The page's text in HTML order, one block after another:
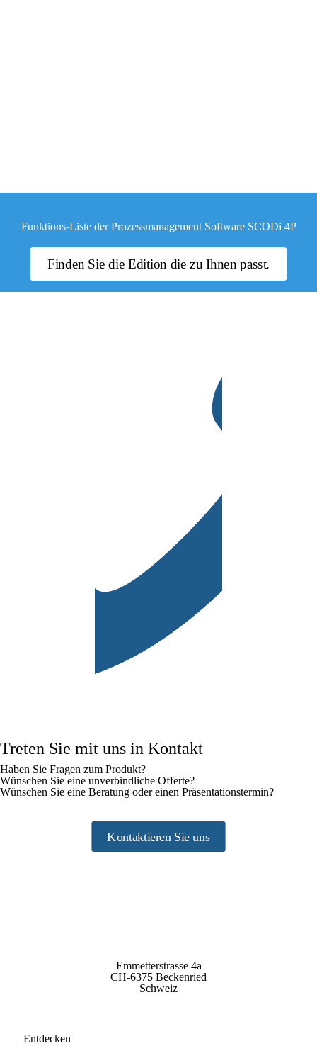
Funktions-Liste der Prozessmanagement Software SCODi 4P
Finden Sie die Edition die zu Ihnen passt.
Treten Sie mit uns in Kontakt
Haben Sie Fragen zum Produkt?
Wünschen Sie eine unverbindliche Offerte?
Wünschen Sie eine Beratung oder einen Präsentationstermin?
Kontaktieren Sie uns
Emmetterstrasse 4a
CH-6375 Beckenried
Schweiz
Entdecken